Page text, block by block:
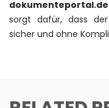
dokumenteportal.de
sorgt dafür, dass der
sicher und ohne